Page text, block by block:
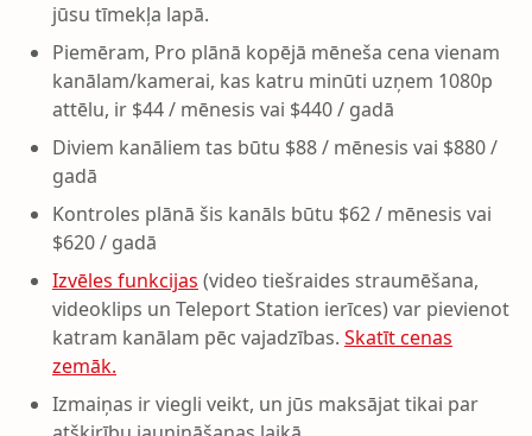
jūsu tīmekļa lapā.
Piemēram, Pro plānā kopējā mēneša cena vienam
kanālam/kamerai, kas katru minūti uzņem 1080p
attēlu, ir $44 / mēnesis vai $440 / gadā
Diviem kanāliem tas būtu $88 / mēnesis vai $880 /
gadā
Kontroles plānā šis kanāls būtu $62 / mēnesis vai
$620 / gadā
Izvēles funkcijas (video tiešraides straumēšana,
videoklips un Teleport Station ierīces) var pievienot
katram kanālam pēc vajadzības. Skatīt cenas
zemāk.
Izmaiņas ir viegli veikt, un jūs maksājat tikai par